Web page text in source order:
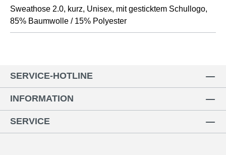
Sweathose 2.0, kurz, Unisex, mit gesticktem Schullogo,
85% Baumwolle / 15% Polyester
SERVICE-HOTLINE
INFORMATION
SERVICE